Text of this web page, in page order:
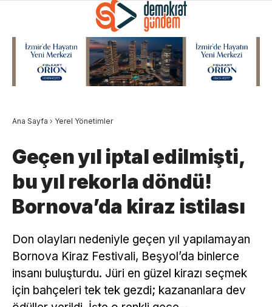
Ana Sayfa › Yerel Yönetimler
Geçen yıl iptal edilmişti,
bu yıl rekorla döndü!
Bornova’da kiraz istilası
Don olayları nedeniyle geçen yıl yapılamayan
Bornova Kiraz Festivali, Beşyol’da binlerce
insanı buluşturdu. Jüri en güzel kirazı seçmek
için bahçeleri tek tek gezdi; kazananlara dev